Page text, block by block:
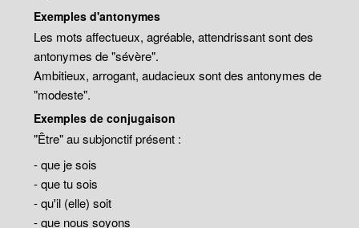
Exemples d'antonymes
Les mots affectueux, agréable, attendrissant sont des
antonymes de "sévère".
Ambitieux, arrogant, audacieux sont des antonymes de
"modeste".
Exemples de conjugaison
"Être" au subjonctif présent :
- que je sois
- que tu sois
- qu'il (elle) soit
- que nous soyons